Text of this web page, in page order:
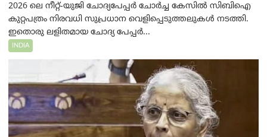
2026 ലെ നീറ്റ്-യുജി ചോദ്യപേപ്പർ ചോർച്ച കേസിൽ സിബിഐ
കുറ്റപത്രം നിരവധി സുപ്രധാന വെളിപ്പെടുത്തലുകൾ നടത്തി.
ഇതൊരു ലളിതമായ ചോദ്യ പേപ്പർ...
INDIA